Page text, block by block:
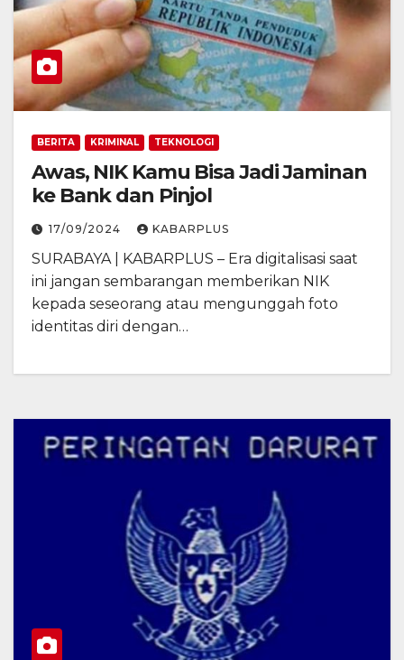
BERITA KRIMINAL TEKNOLOGI
Awas, NIK Kamu Bisa Jadi Jaminan
ke Bank dan Pinjol
17/09/2024 KABARPLUS
SURABAYA | KABARPLUS – Era digitalisasi saat
ini jangan sembarangan memberikan NIK
kepada seseorang atau mengunggah foto
identitas diri dengan…